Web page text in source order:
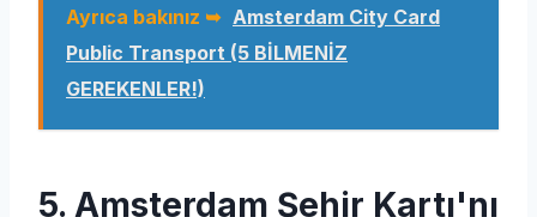
Ayrıca bakınız ➥ Amsterdam City Card
Public Transport (5 BİLMENİZ
GEREKENLER!)
5. Amsterdam Şehir Kartı'nı